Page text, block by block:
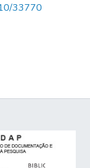
33770